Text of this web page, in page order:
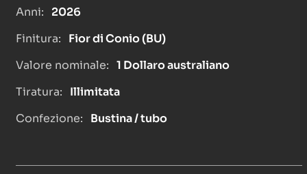
Anni:
2026
Finitura:
Fior di Conio (BU)
Valore nominale: 1 Dollaro australiano
Tiratura:
Illimitata
Confezione:
Bustina / tubo